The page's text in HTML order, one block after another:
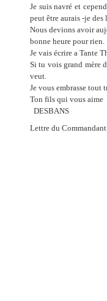
Je suis navré et
peut être aurais -je
Nous devions avoir
bonne heure pour rien.
Je vais écrire a Tante
Si tu vois grand mère
veut.
Je vous embrasse tout
Ton fils qui vous aime
DESBANS
Lettre du